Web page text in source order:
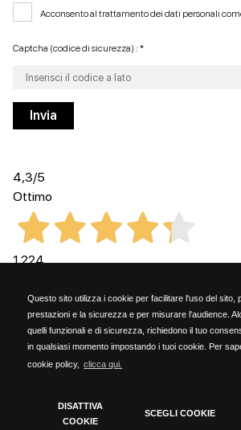
Questo sito utilizza i cookie per facilitare l'uso del sito,
prestazioni e la sicurezza e per misurare l'audience.
quelli funzionali e di sicurezza, richiedono il tuo
in qualsiasi momento impostando i tuoi cookie. Per
cookie policy,
clicca qui.
DISATTIVA
COOKIE
SCEGLI COOKIE
Acconsento al trattamento dei dati personali
Captcha (codice di sicurezza) : *
4,3/5
Ottimo
1.224